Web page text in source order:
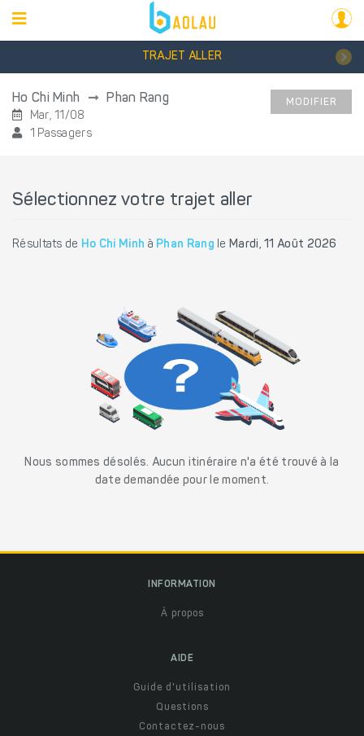
TRAJET ALLER
Ho Chi Minh Phan Rang
Mar, 11/08
1 Passagers
MODIFIER
Sélectionnez votre trajet aller
Résultats de Ho Chi Minh à Phan Rang leMardi, 11 Août 2026
Nous sommes désolés. Aucun itinéraire n'a été trouvé à la
date demandée pour le moment.
INFORMATION
À propos
AIDE
Guide d'utilisation
Questions
Contactez-nous